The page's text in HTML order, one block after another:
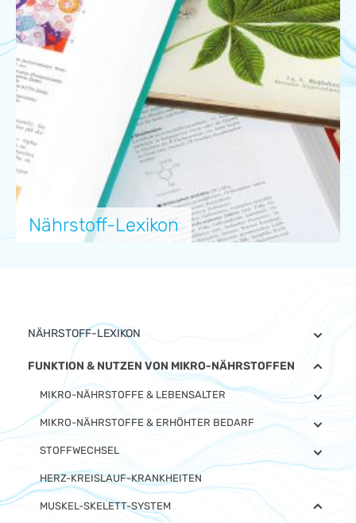
Nährstoff-Lexikon
NÄHRSTOFF-LEXIKON
FUNKTION & NUTZEN VON MIKRO-NÄHRSTOFFEN
MIKRO-NÄHRSTOFFE & LEBENSALTER
MIKRO-NÄHRSTOFFE & ERHÖHTER BEDARF
STOFFWECHSEL
HERZ-KREISLAUF-KRANKHEITEN
MUSKEL-SKELETT-SYSTEM